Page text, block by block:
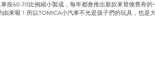
按60-70比例縮小製成，每年都會推出新款來替換舊有
來喔！所以TOMICA小汽車不光是孩子們的玩具，也是